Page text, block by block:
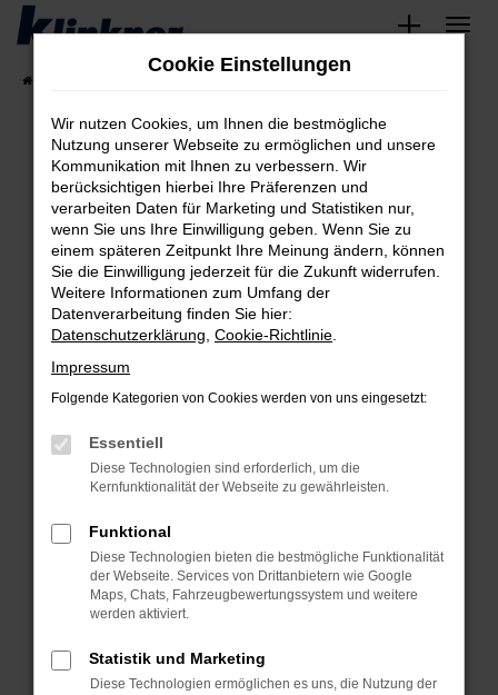
Zum
springen
Fehler: Network Error
Beim Laden ist ein Fehler aufgetreten.
Hier sind ein paar Tipps, die dir helfen können:
Überprüfe deine Firewall und deine
Internetverbindung.
Laden andere Webseiten, zum Beispiel deine
Suchmaschine?
Prüfe deine Browsererweiterungen.
können das Laden bestimmter Seiten
verhindern. Funktioniert die Seite in einem
anderen Browser oder in einem privaten
Starte dein Gerät neu.
Das kann manchmal helfen, vorübergehende
Probleme zu beheben.
Betriebssystem auf dem neuesten Stand
sind.
Cookie Einstellungen
Wir nutzen Cookies, um Ihnen die bestmögliche
Nutzung unserer Webseite zu ermöglichen und unsere
Kommunikation mit Ihnen zu verbessern. Wir
berücksichtigen hierbei Ihre Präferenzen und
verarbeiten Daten für Marketing und Statistiken nur,
wenn Sie uns Ihre Einwilligung geben. Wenn Sie zu
einem späteren Zeitpunkt Ihre Meinung ändern, können
Sie die Einwilligung jederzeit für die Zukunft widerrufen.
Weitere Informationen zum Umfang der
Datenverarbeitung finden Sie hier:
Datenschutzerklärung Cookie-Richtlinie
Impressum
Folgende Kategorien von Cookies werden von uns eingesetzt:
Essentiell
Diese Technologien sind erforderlich, um die
Kernfunktionalität der Webseite zu gewährleisten.
Funktional
Diese Technologien bieten die bestmögliche Funktionalität
der Webseite. Services von Drittanbietern wie Google
Maps, Chats, Fahrzeugbewertungssystem und weitere
werden aktiviert.
Statistik und Marketing
Diese Technologien ermöglichen es uns, die Nutzung der